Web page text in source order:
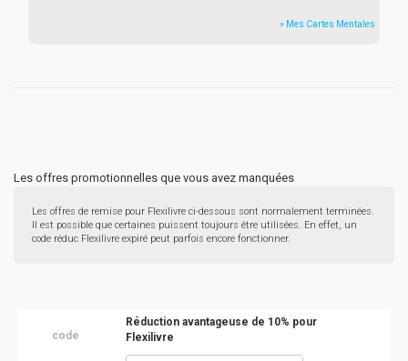
» Mes Cartes Mentales
Les offres promotionnelles que vous avez manquées
Les offres de remise pour Flexilivre ci-dessous sont normalement terminées.
Il est possible que certaines puissent toujours être utilisées. En effet, un
code réduc Flexilivre expiré peut parfois encore fonctionner.
code
Réduction avantageuse de 10% pour
Flexilivre